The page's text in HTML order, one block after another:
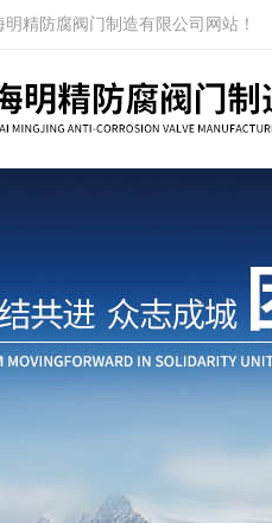
精防腐阀门制造有限公司网站！